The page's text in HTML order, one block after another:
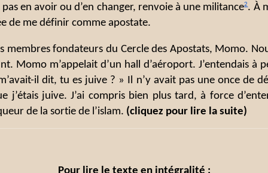
en avoir ou d’en changer, renvoie à une militance2. À
de me définir comme apostate.
membres fondateurs du Cercle des Apostats, Momo.
Momo m’appelait d’un hall d’aéroport. J’entendais à
il dit, tu es juive ? » Il n’y avait pas une once de
j’étais juive. J’ai compris bien plus tard, à force
de la sortie de l’islam. (cliquez pour lire la suite)